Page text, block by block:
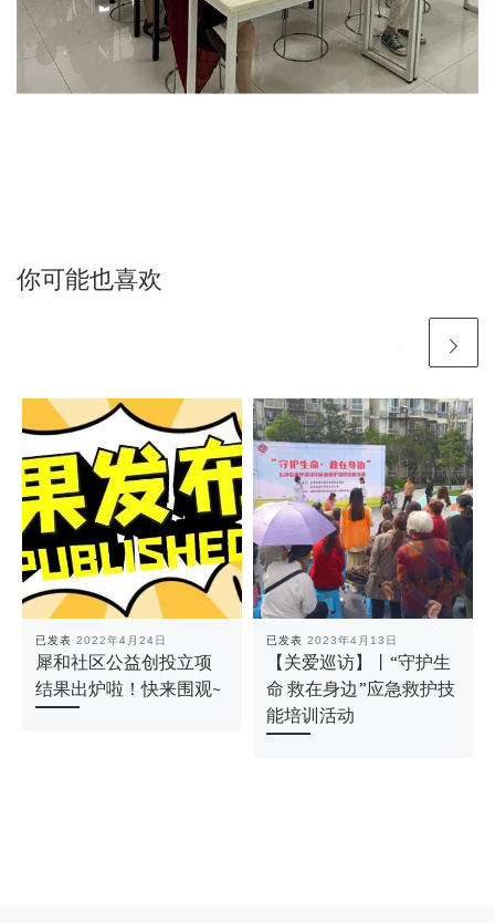
你可能也喜欢
已发表 2022年4月24日
犀和社区公益创投立项
结果出炉啦！快来围观~
已发表 2023年4月13日
【关爱巡访】丨“守护生
命 救在身边”应急救护技
能培训活动